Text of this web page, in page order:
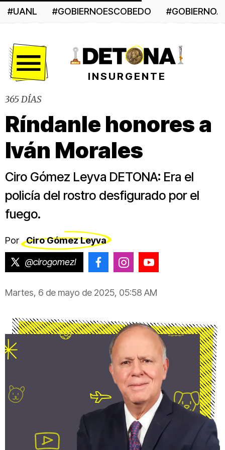
#UANL #GOBIERNOESCOBEDO
INSURGENTE
365 DÍAS
Ríndanle honores a
Iván Morales
Ciro Gómez Leyva DETONA: Era el
policía del rostro desfigurado por el
fuego.
Por Ciro Gómez Leyva
@cirogomezl @CiroGomezLeyva
@cirogomezleyva
Martes, 6 de mayo de 2025, 05:58 AM